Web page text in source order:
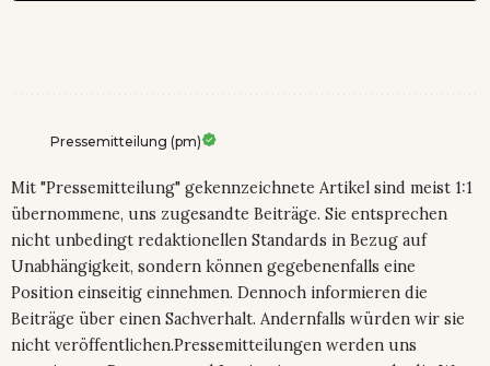
Pressemitteilung (pm)
Mit "Pressemitteilung" gekennzeichnete Artikel sind meist 1:1
übernommene, uns zugesandte Beiträge. Sie entsprechen
nicht unbedingt redaktionellen Standards in Bezug auf
Unabhängigkeit, sondern können gegebenenfalls eine
Position einseitig einnehmen. Dennoch informieren die
Beiträge über einen Sachverhalt. Andernfalls würden wir sie
nicht veröffentlichen.Pressemitteilungen werden uns